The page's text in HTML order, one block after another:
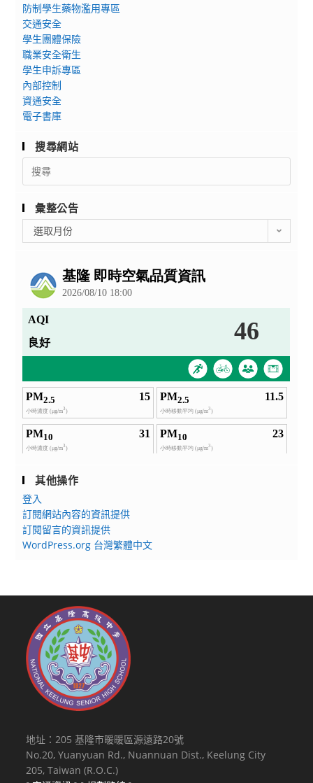
防制學生藥物濫用專區
交通安全
學生團體保險
職業安全衛生
學生申訴專區
內部控制
資通安全
電子書庫
搜尋網站
Search
for:
彙整公告
整
選取月份
其他操作
登入
訂閱網站內容的資訊提供
訂閱留言的資訊提供
WordPress.org 台灣繁體中文
地址：205 基隆市暖暖區源遠路20號
No.20, Yuanyuan Rd., Nuannuan Dist., Keelung City
205, Taiwan (R.O.C.)